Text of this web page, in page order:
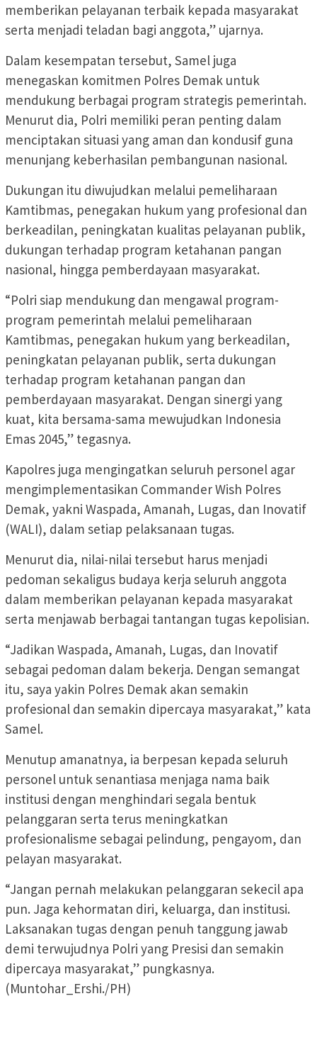
memberikan pelayanan terbaik kepada masyarakat
serta menjadi teladan bagi anggota,” ujarnya.
Dalam kesempatan tersebut, Samel juga
menegaskan komitmen Polres Demak untuk
mendukung berbagai program strategis pemerintah.
Menurut dia, Polri memiliki peran penting dalam
menciptakan situasi yang aman dan kondusif guna
menunjang keberhasilan pembangunan nasional.
Dukungan itu diwujudkan melalui pemeliharaan
Kamtibmas, penegakan hukum yang profesional dan
berkeadilan, peningkatan kualitas pelayanan publik,
dukungan terhadap program ketahanan pangan
nasional, hingga pemberdayaan masyarakat.
“Polri siap mendukung dan mengawal program-
program pemerintah melalui pemeliharaan
Kamtibmas, penegakan hukum yang berkeadilan,
peningkatan pelayanan publik, serta dukungan
terhadap program ketahanan pangan dan
pemberdayaan masyarakat. Dengan sinergi yang
kuat, kita bersama-sama mewujudkan Indonesia
Emas 2045,” tegasnya.
Kapolres juga mengingatkan seluruh personel agar
mengimplementasikan Commander Wish Polres
Demak, yakni Waspada, Amanah, Lugas, dan Inovatif
(WALI), dalam setiap pelaksanaan tugas.
Menurut dia, nilai-nilai tersebut harus menjadi
pedoman sekaligus budaya kerja seluruh anggota
dalam memberikan pelayanan kepada masyarakat
serta menjawab berbagai tantangan tugas kepolisian.
“Jadikan Waspada, Amanah, Lugas, dan Inovatif
sebagai pedoman dalam bekerja. Dengan semangat
itu, saya yakin Polres Demak akan semakin
profesional dan semakin dipercaya masyarakat,” kata
Samel.
Menutup amanatnya, ia berpesan kepada seluruh
personel untuk senantiasa menjaga nama baik
institusi dengan menghindari segala bentuk
pelanggaran serta terus meningkatkan
profesionalisme sebagai pelindung, pengayom, dan
pelayan masyarakat.
“Jangan pernah melakukan pelanggaran sekecil apa
pun. Jaga kehormatan diri, keluarga, dan institusi.
Laksanakan tugas dengan penuh tanggung jawab
demi terwujudnya Polri yang Presisi dan semakin
dipercaya masyarakat,” pungkasnya.
(Muntohar_Ershi./PH)